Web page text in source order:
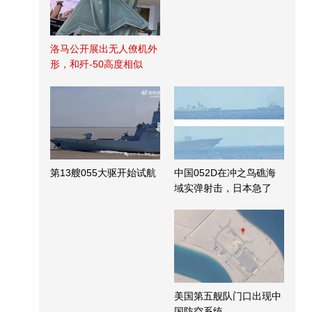
洛马公开展出无人僚机外
形，和歼-50高度相似
第13艘055大驱开始试航
中国052D在冲之鸟礁海
域实弹射击，日本急了
美国第五舰队门口出现中